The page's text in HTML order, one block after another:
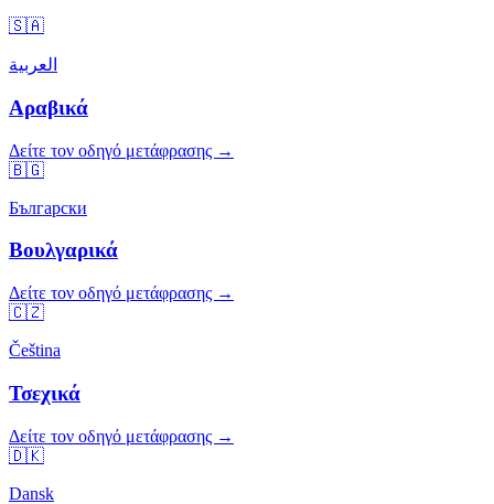
🇸🇦
العربية
Αραβικά
Δείτε τον οδηγό μετάφρασης →
🇧🇬
Български
Βουλγαρικά
Δείτε τον οδηγό μετάφρασης →
🇨🇿
Čeština
Τσεχικά
Δείτε τον οδηγό μετάφρασης →
🇩🇰
Dansk